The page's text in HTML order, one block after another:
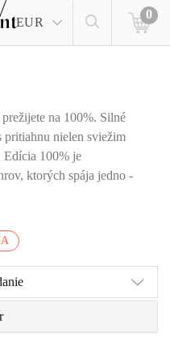
EUR
0
na 100%. Silné
pritiahnu nielen sviežim
Edícia 100% je
ktorých spája jedno -